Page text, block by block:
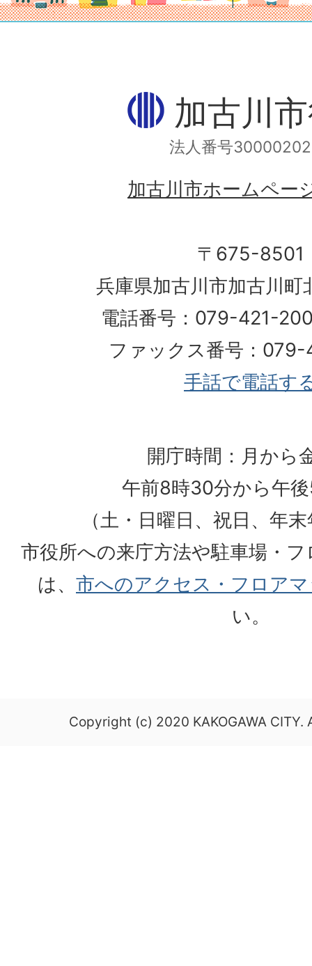
加古川
法人番号
加古川市ホームペー
〒675-8501
兵庫県加古川市加古川
電話番号：079-421-
ファックス番号：
手話で電話す
開庁時間：月から
午前8時30分から午
（土・日曜日、祝日、年
市役所への来庁方法や駐車場・
は、 市へのアクセス・フロア
い。
Copyright (c) 2020 KAKOGAWA CITY.